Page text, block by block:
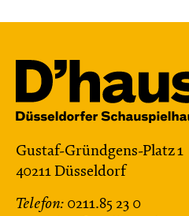
Gustaf-Gründgens-Platz 1
40211 Düsseldorf
Telefon: 0211.85 23 0